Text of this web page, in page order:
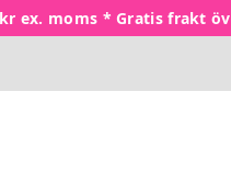
ex. moms * Gratis frakt